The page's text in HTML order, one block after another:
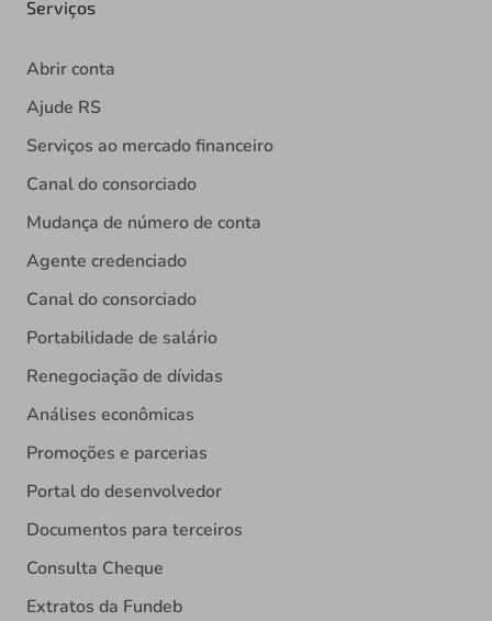
Serviços
Abrir conta
Ajude RS
Serviços ao mercado financeiro
Canal do consorciado
Mudança de número de conta
Agente credenciado
Canal do consorciado
Portabilidade de salário
Renegociação de dívidas
Análises econômicas
Promoções e parcerias
Portal do desenvolvedor
Documentos para terceiros
Consulta Cheque
Extratos da Fundeb